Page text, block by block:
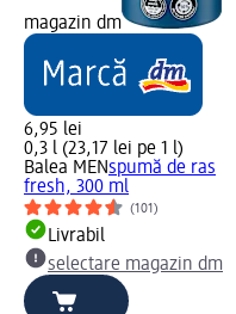
magazin dm
6,95 lei
0,3 l (23,17 lei pe 1 l)
Balea MENspumă de ras
fresh, 300 ml
(101)
Livrabil
selectare magazin dm